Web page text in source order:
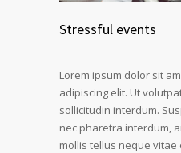
Stressful events
Lorem ipsum dolor sit
adipiscing elit. Ut
sollicitudin interdum.
nec pharetra interdum,
mollis tellus neque vitae